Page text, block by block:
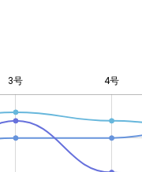
3号 4号